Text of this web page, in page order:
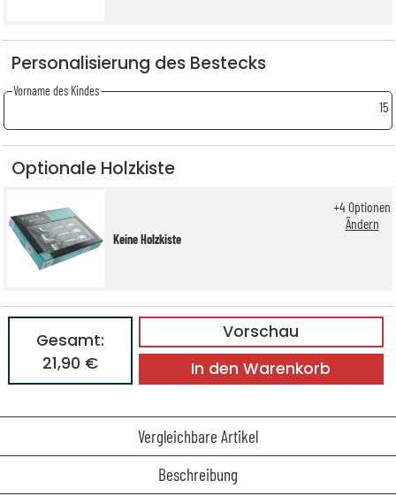
Personalisierung des Bestecks
Vorname des Kindes
15
Optionale Holzkiste
Keine Holzkiste
+4Optionen
Ändern
Vorschau
Gesamt:
21,90 €
In den Warenkorb
Vergleichbare Artikel
Beschreibung